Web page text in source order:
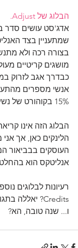
הבלוג של Adjust.
אדג'סט עושים סדר
שמתעניין בצד
בצורה רכה ולא
כבדרך אגב לזרוק
15% בקוהורט של נשים בנות 80+, בקטנה!)
הבלוג הזה אינו
הלינקים כאן, אך
העוסקים בבביאור
אנליטקס הוא
Credits? יאללה בתגובות!
ו... שנה טובה, הא?